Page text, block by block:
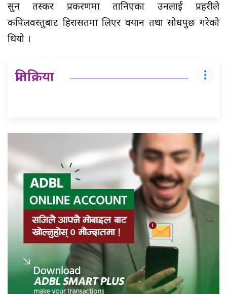
सुन तस्कर प्रकरणमा तानिएका उनलाई प्रहरीले
कपिलवस्तुबाट हिरासतमा लिएर वयान तथा सोधपुछ गरेको
थियो ।
प्रतिक्रिया